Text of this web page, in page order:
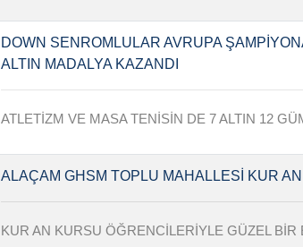
DOWN SENROMLULAR AVRUPA
ALTIN MADALYA KAZANDI
ATLETİZM VE MASA TENİSİN DE 7 ALTIN 12
ALAÇAM GHSM TOPLU MAHALLESİ KUR
KUR AN KURSU ÖĞRENCİLERİYLE GÜZEL BİR